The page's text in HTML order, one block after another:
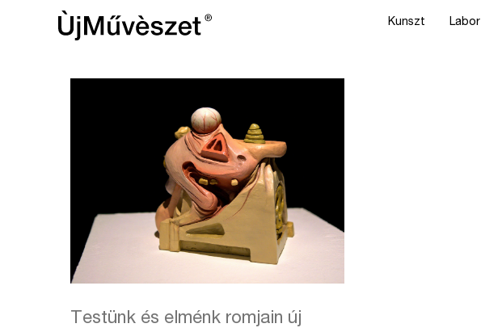
Kunszt Labor
Testünk és elménk romjain új